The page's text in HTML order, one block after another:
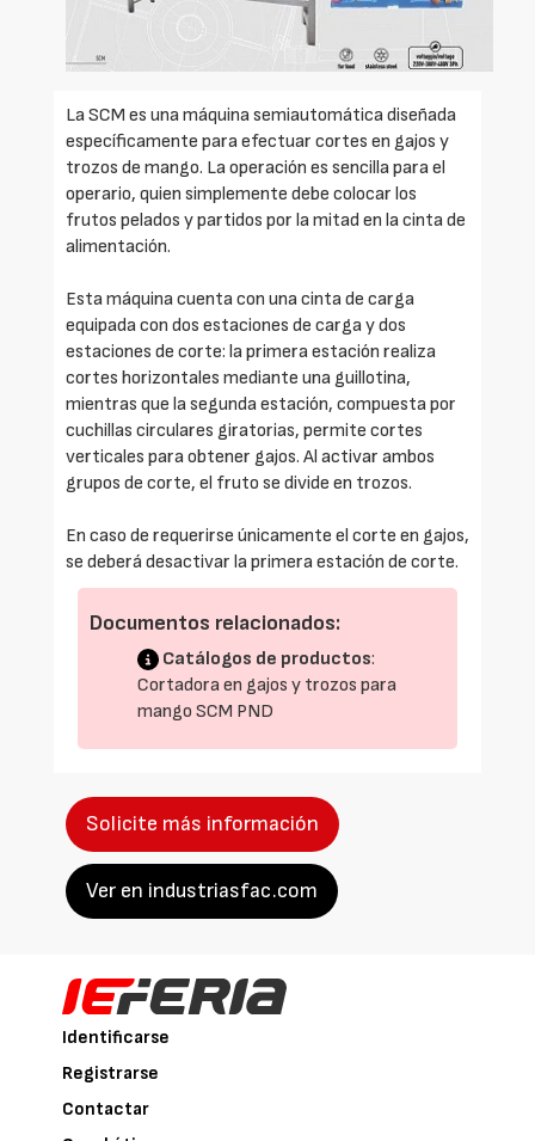
La SCM es una máquina semiautomática diseñada
específicamente para efectuar cortes en gajos y
trozos de mango. La operación es sencilla para el
operario, quien simplemente debe colocar los
frutos pelados y partidos por la mitad en la cinta de
alimentación.
Esta máquina cuenta con una cinta de carga
equipada con dos estaciones de carga y dos
estaciones de corte: la primera estación realiza
cortes horizontales mediante una guillotina,
mientras que la segunda estación, compuesta por
cuchillas circulares giratorias, permite cortes
verticales para obtener gajos. Al activar ambos
grupos de corte, el fruto se divide en trozos.
En caso de requerirse únicamente el corte en gajos,
se deberá desactivar la primera estación de corte.
Documentos relacionados:
Catálogos de productos:
Cortadora en gajos y trozos para
mango SCM PND
Solicite más información
Ver en industriasfac.com
Identificarse
Registrarse
Contactar